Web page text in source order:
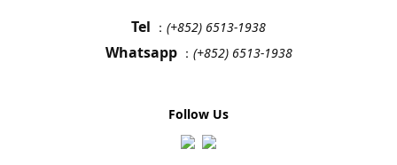
Tel ： (+852) 6513-1938
Whatsapp ： (+852) 6513-1938
Follow Us